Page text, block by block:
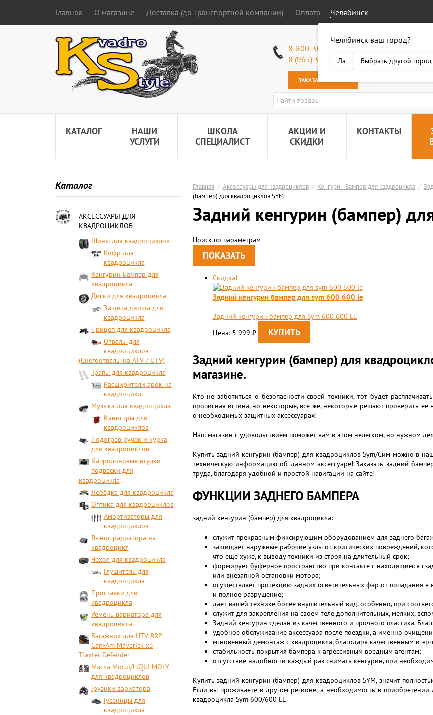
Главная О магазине Доставка (до Транспортной компании) Оплата Челябинск
Челябинск ваш город?
Да Выбрать другой город
8-800-301-50-58
8 (965) 318-34-38
ЗАКАЗАТЬ ЗВОНОК
КАТАЛОГ
НАШИ
УСЛУГИ
ШКОЛА
СПЕЦИАЛИСТ
АКЦИИ И
СКИДКИ
КОНТАКТЫ
Каталог
АКСЕССУАРЫ ДЛЯ
КВАДРОЦИКЛОВ
Шины для квадроциклов
Кофр для
квадроцикла
Кенгурин Бампер для
квадроцикла
Диски для квадроцикла
Защита днища для
квадроцикла
Прицеп для квадроцикла
Отвалы для
квадроциклов
(Снегоотвалы на ATV / UTV)
Трапы для квадроцикла
Расширители арок на
квадроцикл
Музыка для квадроцикла
Канистры для
квадроциклов
Подогрев ручек и курка
для квадроциклов
Капролоновые втулки
подвески для
квадроцикла
Лебёдка для квадроцикла
Оптика для квадроциклов
Амортизаторы для
квадроциклов
Вынос радиатора на
квадроцикл
Чехол для квадроцикла
Глушитель для
квадроцикла
Проставки для
квадроцикла
Ремень вариатора для
квадроцикла
Багажник для UTV BRP
Can-Am Maverick x3
Traxter Defender
Масла Motul/LiQUI MOLY
для квадроциклов
Грузики вариатора
Гусеницы для
квадроцикла
Главная / Аксессуары для квадроциклов / Кенгурин Бампер для квадроцикла /
(бампер) для квадроциклов SYM
Задний кенгурин (бампер)
Поиск по параметрам
Скидка!
Задний кенгурин бампер для sym 600 600 le
Задний кенгурин бампер для Sym 600 600 LE
Цена: 5 999 ₽
Задний кенгурин (бампер) для
магазине.
Кто не заботиться о безопасности своей техники, тот будет
прописная истина, но некоторые, все же, некоторые решают проверить ее
о необходимых защитных аксессуарах!
Наш магазин с удовольствием поможет вам в этом нелегком, но нужном
Купить задний кенгурин (бампер) для квадроциклов Sym/Сим можно в
техническую информацию об данном аксессуаре! Заказать задний
труда, благодаря удобной и простой навигации на сайте!
ФУНКЦИИ ЗАДНЕГО БАМПЕРА
задний кенгурин (бампер) для квадроцикла:
служит прекрасным фиксирующим оборудованием для заднего
защищает наружные рабочие узлы от критических повреждений,
что еще хуже, к выводу техники из строя на длительный срок;
формирует буферное пространство при контакте с находящимся
или внезапной остановки мотора;
осуществляет протекцию задних осветительных фар от попадания
и полное разрушение;
дает вашей технике более внушительный вид, особенно, при
служит для закрепления на своем теле дополнительных, мелких,
Задний кенгурин сделан из качественного и прочного пластика.
удобное обслуживание аксессуара после поездки, а именно
мгновенный демонтаж с квадроцикла, благодаря качественным и
стабильность покрытия бампера к агрессивным вредным агентам;
отсутствие надобности каждый раз снимать кенгурин, при
Купить задний кенгурин (бампер) для квадроциклов SYM, значит
Если вы проживаете в другом регионе, а необходимость в
квадроцикла Sym 600/600 LE.